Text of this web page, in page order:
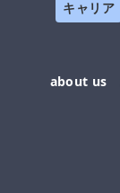
キャリア
about us